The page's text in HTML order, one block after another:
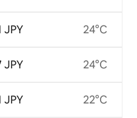
JPY
JPY
JPY
24°C
24°C
22°C